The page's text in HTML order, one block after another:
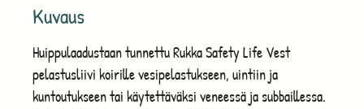
Kuvaus
Huippulaadustaan tunnettu Rukka Safety Life Vest
pelastusliivi koirille vesipelastukseen, uintiin ja
kuntoutukseen tai käytettäväksi veneessä ja subbaillessa.